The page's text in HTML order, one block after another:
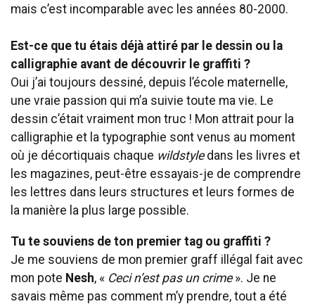
mais c’est incomparable avec les années 80-2000.
Est-ce que tu étais déjà attiré par le dessin ou la
calligraphie avant de découvrir le graffiti ?
Oui j’ai toujours dessiné, depuis l’école maternelle,
une vraie passion qui m’a suivie toute ma vie. Le
dessin c’était vraiment mon truc ! Mon attrait pour la
calligraphie et la typographie sont venus au moment
où je décortiquais chaque wildstyledans les livres et
les magazines, peut-être essayais-je de comprendre
les lettres dans leurs structures et leurs formes de
la manière la plus large possible.
Tu te souviens de ton premier tag ou graffiti ?
Je me souviens de mon premier graff illégal fait avec
mon pote Nesh, « Ceci n’est pas un crime». Je ne
savais même pas comment m’y prendre, tout a été